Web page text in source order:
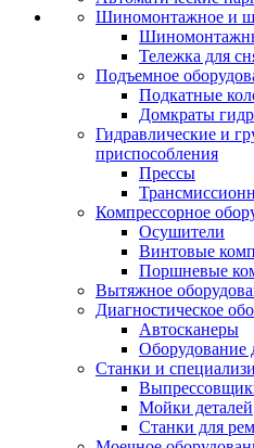
Шиномонтажное и
Тележка для
Подъемное
Подкатные
Домкраты
Гидравлические и
приспособления
Прессы
Компрессорное
Осушители
Винтовые
Поршневые
Вытяжное
Диагностическое
Автосканеры
Оборудование
Станки и
Мойки деталей
Станки для